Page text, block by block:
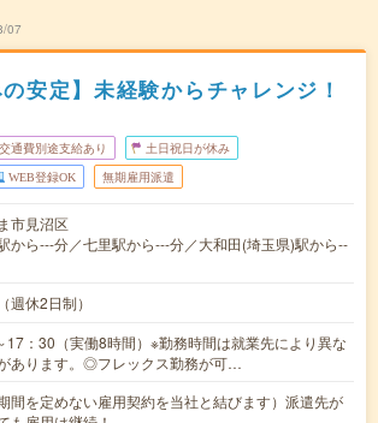
07
の安定】未経験からチャレンジ！
交通費別途支給あり 土日祝日が休み
WEB登録OK 無期雇用派遣
市見沼区
から---分／七里駅から---分／大和田(埼玉県)駅から--
週休2日制）
17：30（実働8時間）※勤務時間は就業先により異な
あります。◎フレックス勤務が可…
間を定めない雇用契約を当社と結びます）派遣先が